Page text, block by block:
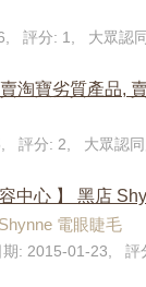
評分: 1, 大眾認
淘寶劣質產品,
評分: 2, 大眾認
中心 】 黑店
電眼睫毛
: 2015-01-23,